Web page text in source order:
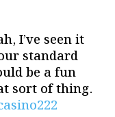
I’ve seen it
standard
be a fun
sort of thing.